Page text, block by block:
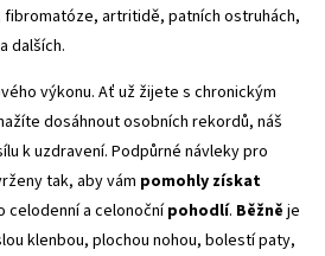
artritidě, patních ostruhách,
dalších.
výkonu. Ať už žijete s chronickým
dosáhnout osobních rekordů, náš
k uzdravení. Podpůrné návleky pro
tak, aby vám pomohly získat
celodenní a celonočnípohodlí. Běžně je
klenbou, plochou nohou, bolestí paty,